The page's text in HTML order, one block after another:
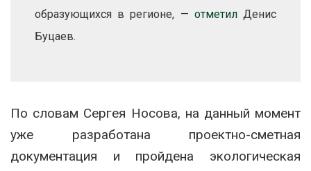
образующихся в регионе, — отметилДенис
Буцаев.
По словам Сергея Носова, на данный момент
уже разработана проектно-сметная
документация и пройдена экологическая